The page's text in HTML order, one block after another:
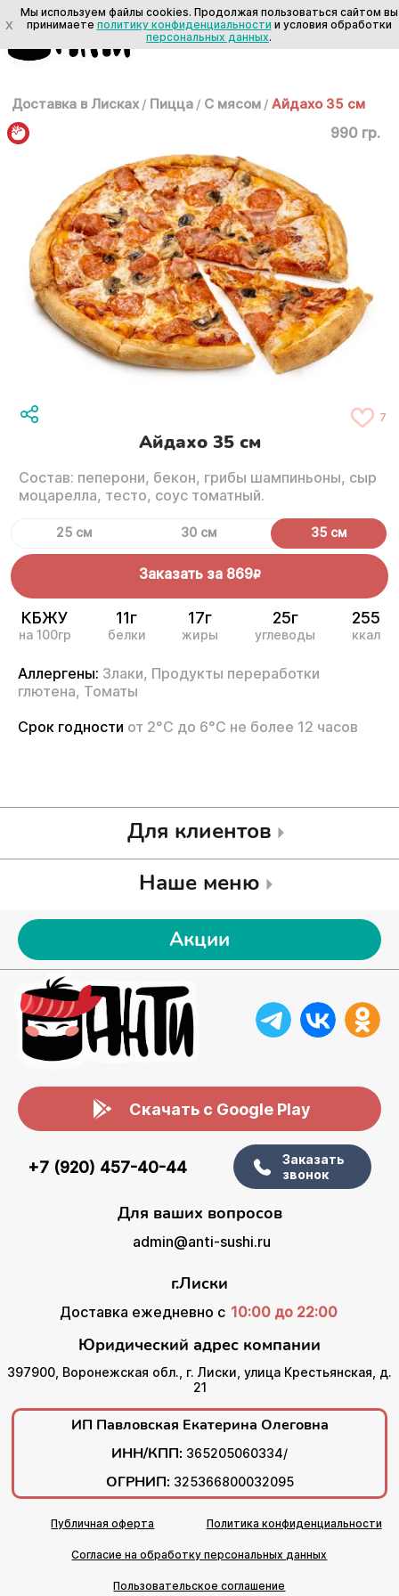
Доставка в Лисках / Пицца / С мясом / Айдахо 35 см
990 гр.
7
Айдахо 35 см
Состав: пеперони, бекон, грибы шампиньоны, сыр
моцарелла, тесто, соус томатный.
25 см 30 см 35 см
Заказать за 869R
КБЖУ
на 100гр
11г
белки
17г
жиры
25г
углеводы
255
ккал
Аллергены: Злаки, Продукты переработки
глютена, Томаты
Срок годности от 2°С до 6°С не более 12 часов
Для клиентов
Наше меню
Акции
Скачать с Google Play
+7 (920) 457-40-44
Заказать
звонок
Для ваших вопросов
admin@anti-sushi.ru
г.Лиски
Доставка ежедневно с 10:00 до 22:00
Юридический адрес компании
397900, Воронежская обл., г. Лиски, улица Крестьянская, д.
21
ИП Павловская Екатерина Олеговна
ИНН/КПП: 365205060334/
ОГРНИП: 325366800032095
Публичная оферта Политика конфиденциальности
Согласие на обработку персональных данных
Пользовательское соглашение
X
Мы используем файлы cookies. Продолжая пользоваться сайтом вы
принимаете политику конфиденциальности и условия обработки
персональных данных.